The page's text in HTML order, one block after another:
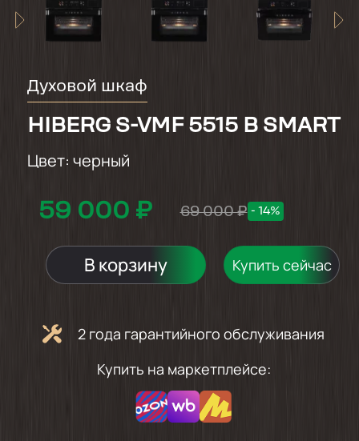
Духовой шкаф
HIBERG S-VMF 5515 B SMART
Цвет: черный
59 000 ₽ 69 000 ₽ - 14%
В корзину Купить сейчас
2 года гарантийного обслуживания
Купить на маркетплейсе: